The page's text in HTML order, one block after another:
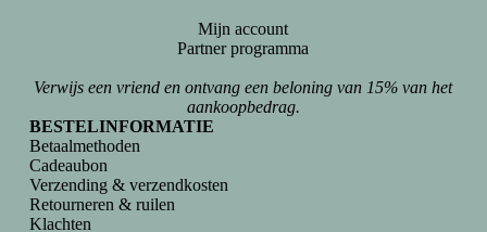
Mijn account
Partner programma
Verwijs een vriend en ontvang een beloning van 15% van het
aankoopbedrag.
BESTELINFORMATIE
Betaalmethoden
Cadeaubon
Verzending & verzendkosten
Retourneren & ruilen
Klachten